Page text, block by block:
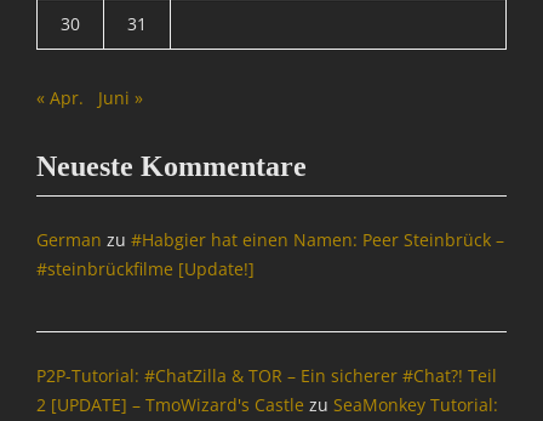
30 31
« Apr. Juni »
Neueste Kommentare
German zu #Habgier hat einen Namen: Peer Steinbrück –
#steinbrückfilme [Update!]
P2P-Tutorial: #ChatZilla & TOR – Ein sicherer #Chat?! Teil
2 [UPDATE] – TmoWizard's Castle zu SeaMonkey Tutorial: